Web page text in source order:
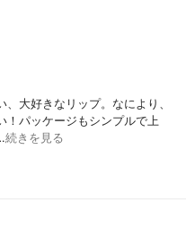
大好きなリップ。なにより、
！パッケージもシンプルで上
続きを見る